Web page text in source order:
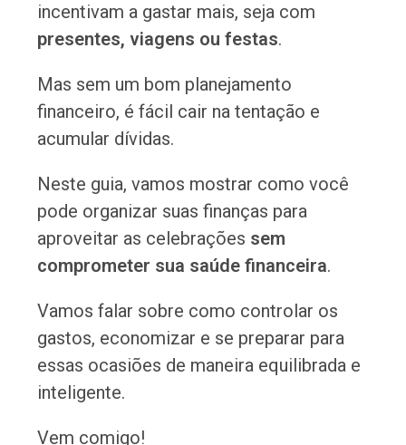
incentivam a gastar mais, seja com
presentes, viagens ou festas.
Mas sem um bom planejamento
financeiro, é fácil cair na tentação e
acumular dívidas.
Neste guia, vamos mostrar como você
pode organizar suas finanças para
aproveitar as celebrações sem
comprometer sua saúde financeira.
Vamos falar sobre como controlar os
gastos, economizar e se preparar para
essas ocasiões de maneira equilibrada e
inteligente.
Vem comigo!